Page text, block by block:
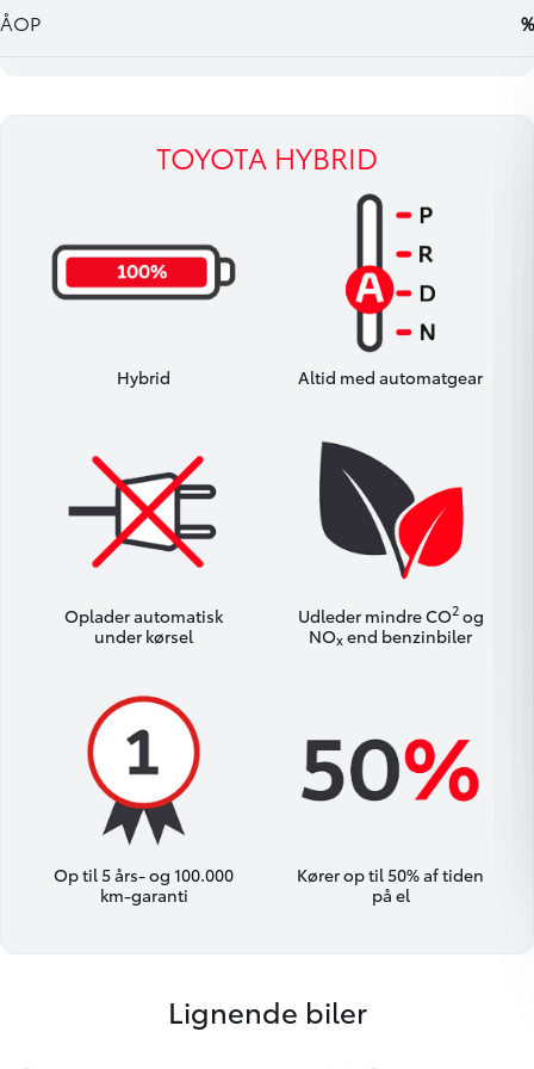
TOYOTA HYBRID
Hybrid Altid med automatgear
Oplader automatisk
under kørsel
Udleder mindre CO2og
NOxend benzinbiler
Op til 5 års- og 100.000
km-garanti
Kører op til 50% af tiden
på el
Lignende biler